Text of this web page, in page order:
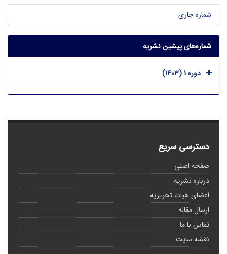
شماره جاری
شماره‌های پیشین نشریه
دوره 1 (1403)
دسترسی سریع
صفحه اصلی
درباره نشریه
اعضای هیات تحریریه
ارسال مقاله
تماس با ما
نقشه سایت